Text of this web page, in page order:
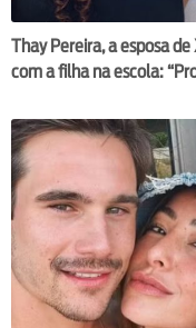
Thay Pereira, a esposa
com a filha na escola: